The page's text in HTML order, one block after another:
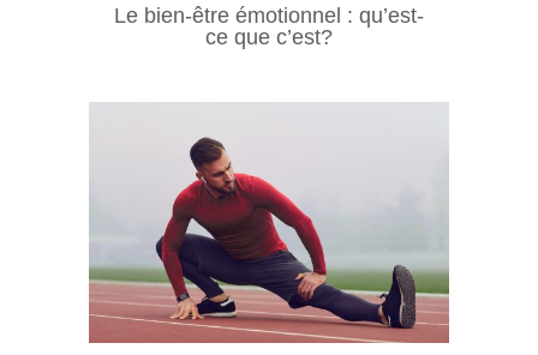
Le bien-être émotionnel : qu’est-
ce que c’est?